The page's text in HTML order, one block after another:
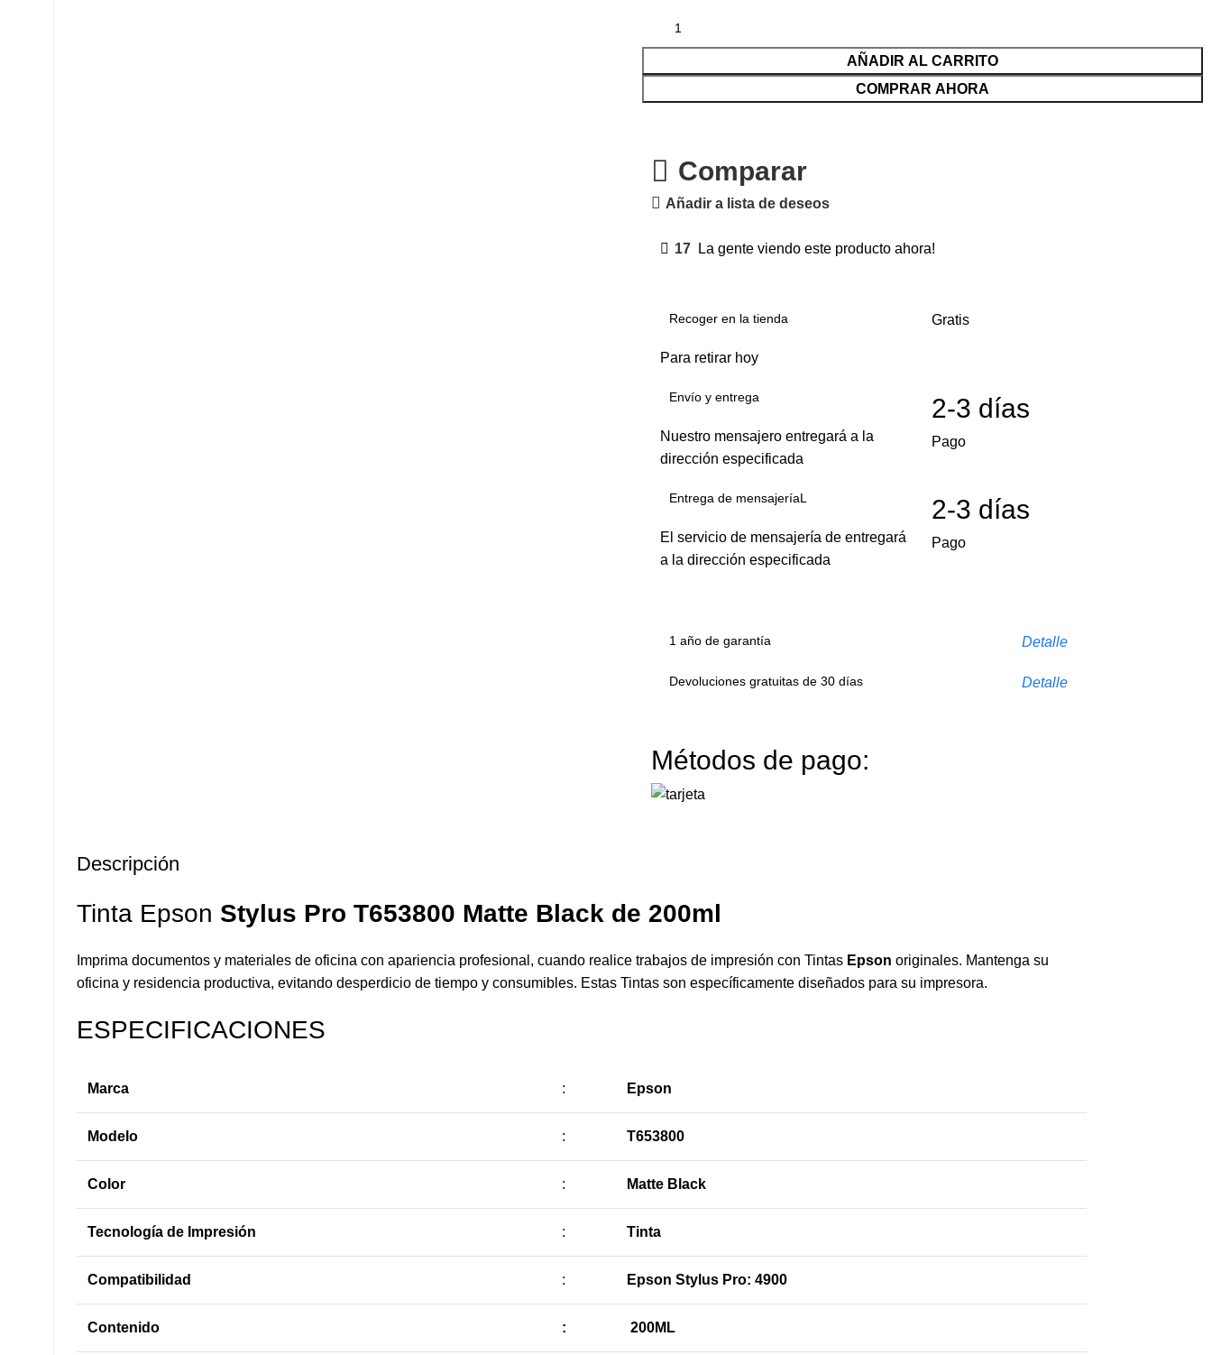
AÑADIR AL CARRITO
COMPRAR AHORA
Comparar
Añadir a lista de deseos
17 La gente viendo este producto ahora!
Recoger en la tienda
Para retirar hoy
Gratis
Envío y entrega
Nuestro mensajero entregará a la
dirección especificada
2-3 días
Pago
Entrega de mensajeríaL
El servicio de mensajería de entregará
a la dirección especificada
2-3 días
Pago
1 año de garantía Detalle
Devoluciones gratuitas de 30 días Detalle
Métodos de pago:
Descripción
Tinta Epson Stylus Pro T653800 Matte Black de 200ml
Imprima documentos y materiales de oficina con apariencia profesional, cuando realice trabajos de impresión con Tintas Epson originales. Mantenga su
oficina y residencia productiva, evitando desperdicio de tiempo y consumibles. Estas Tintas son específicamente diseñados para su impresora.
ESPECIFICACIONES
Marca : Epson
Modelo : T653800
Color : Matte Black
Tecnología de Impresión : Tinta
Compatibilidad : Epson Stylus Pro: 4900
Contenido : 200ML